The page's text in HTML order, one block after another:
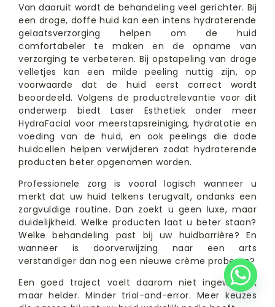
Van daaruit wordt de behandeling veel gerichter. Bij
een droge, doffe huid kan een intens hydraterende
gelaatsverzorging helpen om de huid
comfortabeler te maken en de opname van
verzorging te verbeteren. Bij opstapeling van droge
velletjes kan een milde peeling nuttig zijn, op
voorwaarde dat de huid eerst correct wordt
beoordeeld. Volgens de productrelevantie voor dit
onderwerp biedt Laser Esthetiek onder meer
HydraFacial voor meerstapsreiniging, hydratatie en
voeding van de huid, en ook peelings die dode
huidcellen helpen verwijderen zodat hydraterende
producten beter opgenomen worden.
Professionele zorg is vooral logisch wanneer u
merkt dat uw huid telkens terugvalt, ondanks een
zorgvuldige routine. Dan zoekt u geen luxe, maar
duidelijkheid. Welke producten laat u beter staan?
Welke behandeling past bij uw huidbarrière? En
wanneer is doorverwijzing naar een arts
verstandiger dan nog een nieuwe crème proberen?
Een goed traject voelt daarom niet ingewikkeld,
maar helder. Minder trial-and-error. Meer keuzes